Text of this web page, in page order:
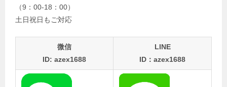
（9：00-18：00）
土日祝日もご対応
微信
ID: azex1688
LINE
ID：azex1688